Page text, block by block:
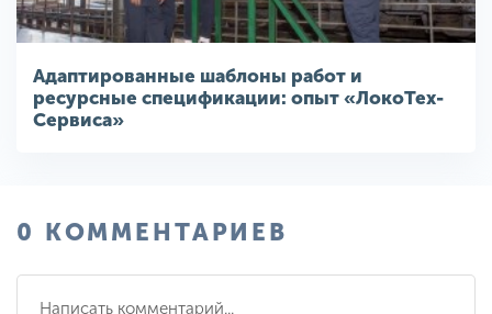
Адаптированные шаблоны работ и
ресурсные спецификации: опыт «ЛокоТех-
Сервиса»
0 КОММЕНТАРИЕВ